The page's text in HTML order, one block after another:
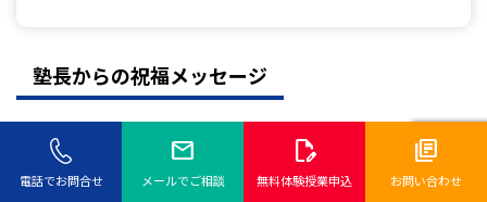
塾長からの祝福メッセージ
早い時期から中学入試の有名な大手塾に通っていまし
たが受験生として「自立」は出来ていなかったです。
電話でお問合せ
mail
メールでご相談
edit_document
無料体験授業申込
library_books
お問い合わせ